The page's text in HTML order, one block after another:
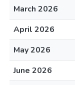
March 2026
April 2026
May 2026
June 2026